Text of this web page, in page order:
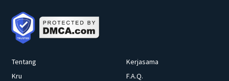
Tentang
Kru
Kerjasama
F.A.Q.